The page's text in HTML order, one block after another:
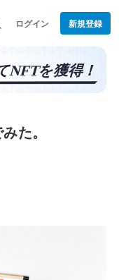
ログイン 新規登録
た。